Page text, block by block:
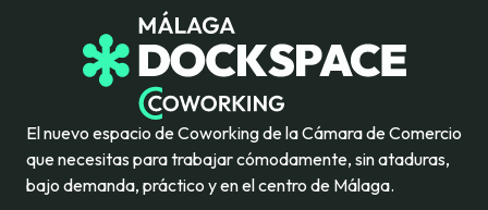
El nuevo espacio de Coworking de la Cámara de Comercio
que necesitas para trabajar cómodamente, sin ataduras,
bajo demanda, práctico y en el centro de Málaga.